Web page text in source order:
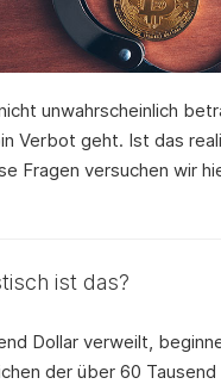
unwahrscheinlich
Verbot geht. Ist das
Fragen versuchen wir
ist das?
Dollar verweilt,
der über 60